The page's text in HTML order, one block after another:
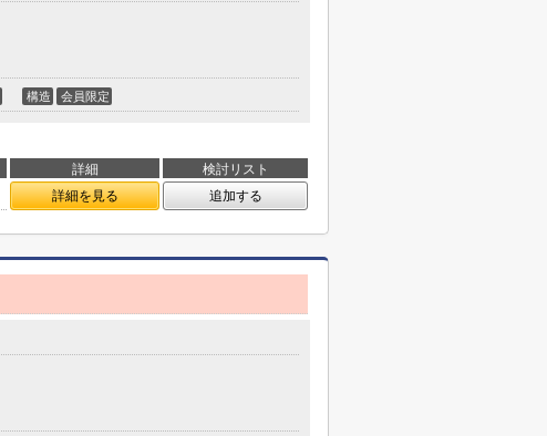
構造 会員限定
詳細 検討リスト
詳細を見る 追加する